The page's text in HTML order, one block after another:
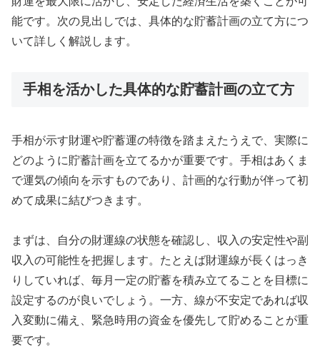
能です。次の見出しでは、具体的な貯蓄計画の立て方につ
いて詳しく解説します。
手相を活かした具体的な貯蓄計画の立て方
手相が示す財運や貯蓄運の特徴を踏まえたうえで、実際に
どのように貯蓄計画を立てるかが重要です。手相はあくま
で運気の傾向を示すものであり、計画的な行動が伴って初
めて成果に結びつきます。
まずは、自分の財運線の状態を確認し、収入の安定性や副
収入の可能性を把握します。たとえば財運線が長くはっき
りしていれば、毎月一定の貯蓄を積み立てることを目標に
設定するのが良いでしょう。一方、線が不安定であれば収
入変動に備え、緊急時用の資金を優先して貯めることが重
要です。